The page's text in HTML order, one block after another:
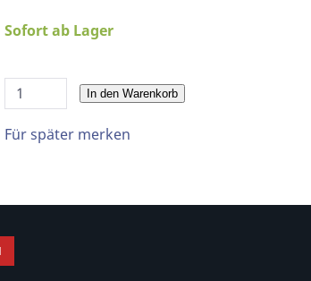
Sofort ab Lager
In den Warenkorb
Für später merken